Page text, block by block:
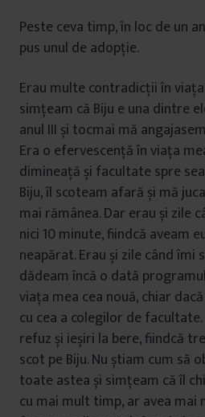
Peste ceva timp, în loc de un
pus unul de adopție.
Erau multe contradicții în
simțeam că Biju e una dintre
anul III și tocmai mă
Era o efervescență în viața
dimineață și facultate spre
Biju, îl scoteam afară și mă
mai rămânea. Dar erau și zile
nici 10 minute, fiindcă aveam
neapărat. Erau și zile când îmi
dădeam încă o dată
viața mea cea nouă, chiar
cu cea a colegilor de
refuz și ieșiri la bere, fiindcă
scot pe Biju. Nu știam cum să
toate astea și simțeam că îl
cu mai mult timp, ar avea mai